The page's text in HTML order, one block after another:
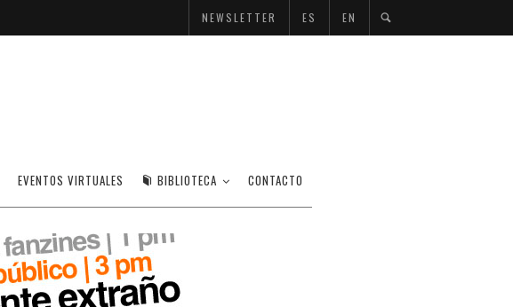
NEWSLETTER ES EN
EVENTOS VIRTUALES BIBLIOTECA CONTACTO
ONG